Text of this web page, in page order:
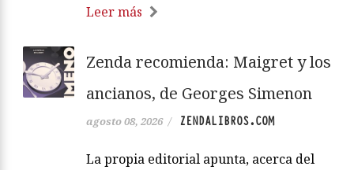
Leer más
Zenda recomienda: Maigret y los
ancianos, de Georges Simenon
agosto 08, 2026 / ZENDALIBROS.COM
La propia editorial apunta, acerca del